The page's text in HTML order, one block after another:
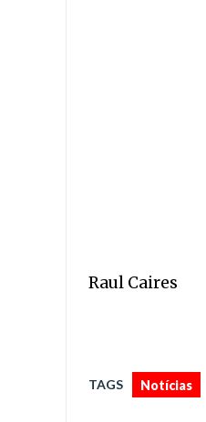
Raul Caires
TAGS Notícias